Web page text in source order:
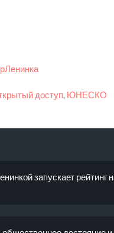
доступ, ЮНЕСКО
запускает рейтинг